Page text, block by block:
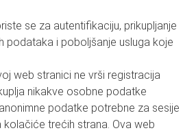
se za autentifikaciju, prikupljanje
podataka i poboljšanje usluga koje
web stranici ne vrši registracija
nikakve osobne podatke
podatke potrebne za sesije
trećih strana. Ova web